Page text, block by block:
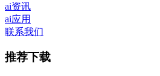
ai资讯
ai应用
联系我们
推荐下载